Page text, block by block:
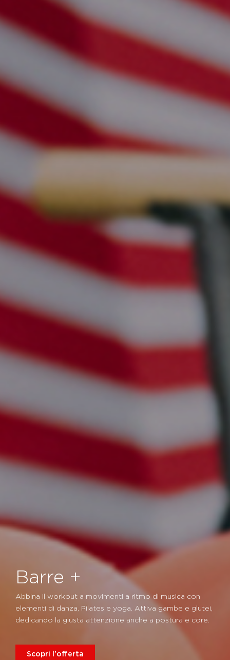
Barre +
Abbina il workout a movimenti a ritmo di musica con
elementi di danza, Pilates e yoga. Attiva gambe e glutei,
dedicando la giusta attenzione anche a postura e core.
Scopri l'offerta